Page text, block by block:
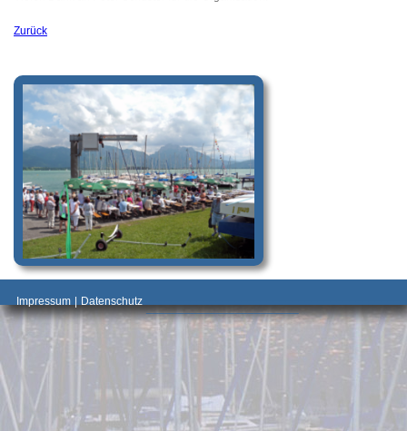
Zurück
Impressum | Datenschutz ________________________